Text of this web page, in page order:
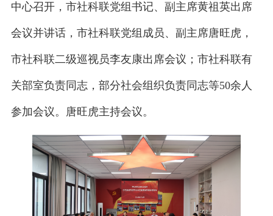
中心召开，市社科联党组书记、副主席黄祖英出席
会议并讲话，市社科联党组成员、副主席唐旺虎，
市社科联二级巡视员李友康出席会议；市社科联有
关部室负责同志，部分社会组织负责同志等50余人
参加会议。唐旺虎主持会议。